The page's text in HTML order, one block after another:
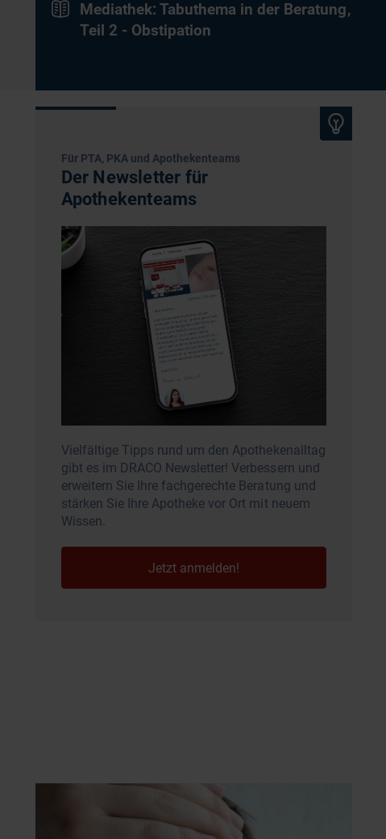
Mediathek: Tabuthema in der Beratung,
Teil 2 - Obstipation
Für PTA, PKA und Apothekenteams
Der Newsletter für
Apothekenteams
Vielfältige Tipps rund um den Apothekenalltag
gibt es im DRACO Newsletter! Verbessern und
erweitern Sie Ihre fachgerechte Beratung und
stärken Sie Ihre Apotheke vor Ort mit neuem
Wissen.
Jetzt anmelden!